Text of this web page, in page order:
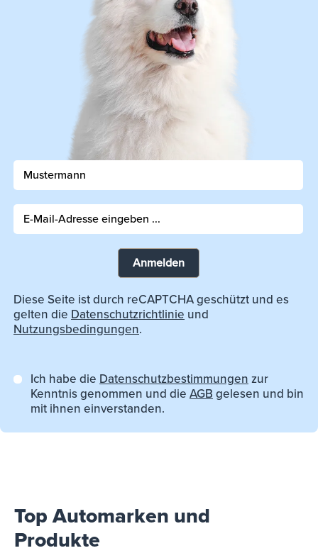
Anmelden
Diese Seite ist durch reCAPTCHA geschützt und es
gelten die Datenschutzrichtlinie und
Nutzungsbedingungen.
Ich habe die Datenschutzbestimmungen zur
Kenntnis genommen und die AGB gelesen und bin
mit ihnen einverstanden.
Top Automarken und
Produkte